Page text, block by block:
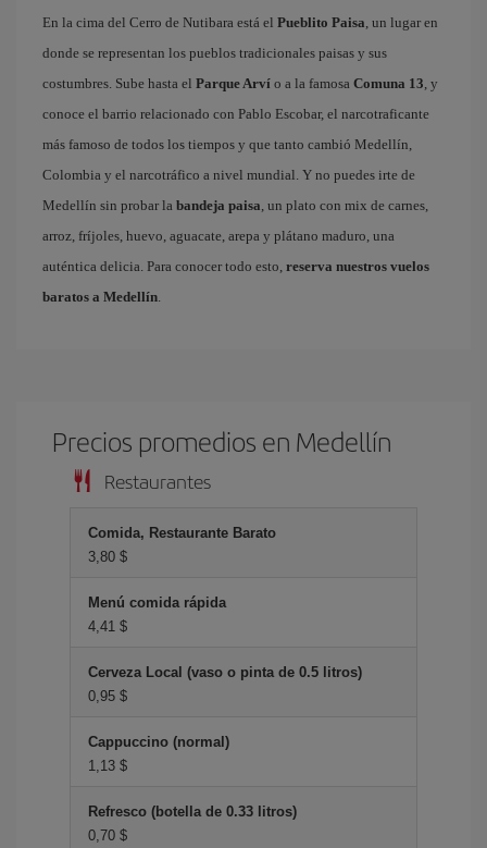
En la cima del Cerro de Nutibara está el Pueblito Paisa , un lugar en
donde se representan los pueblos tradicionales paisas y sus
costumbres. Sube hasta el Parque Arví o a la famosa Comuna 13 , y
conoce el barrio relacionado con Pablo Escobar, el narcotraficante
más famoso de todos los tiempos y que tanto cambió Medellín,
Colombia y el narcotráfico a nivel mundial. Y no puedes irte de
Medellín sin probar la bandeja paisa , un plato con mix de carnes,
arroz, fríjoles, huevo, aguacate, arepa y plátano maduro, una
auténtica delicia. Para conocer todo esto, reserva nuestros vuelos
baratos a Medellín
Precios promedios en Medellín
Restaurantes
Comida, Restaurante Barato
3,80 $
Menú comida rápida
4,41 $
Cerveza Local (vaso o pinta de 0.5 litros)
0,95 $
Cappuccino (normal)
1,13 $
Refresco (botella de 0.33 litros)
0,70 $